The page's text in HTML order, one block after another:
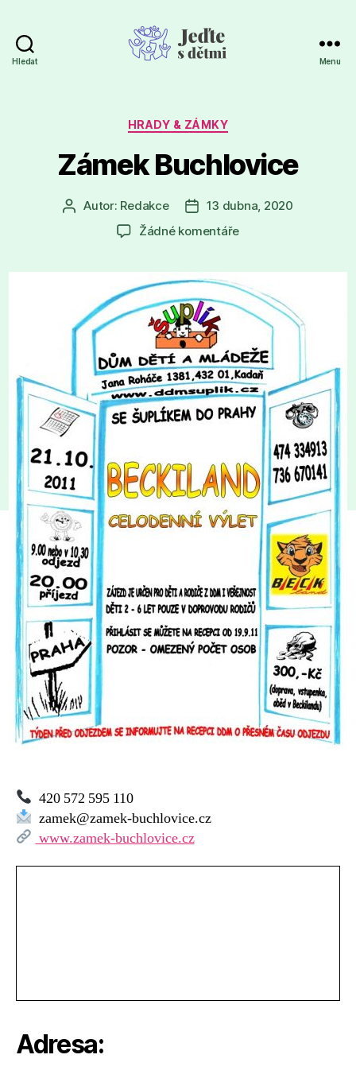
Hledat Menu
Rubriky
HRADY & ZÁMKY
Zámek Buchlovice
Autor
příspěvku
Autor: Redakce
Datum
příspěvku
13 dubna, 2020
Žádné komentářeu
názvem
Zámek
Buchlovice
420 572 595 110
zamek@zamek-buchlovice.cz
www.zamek-buchlovice.cz
Adresa: